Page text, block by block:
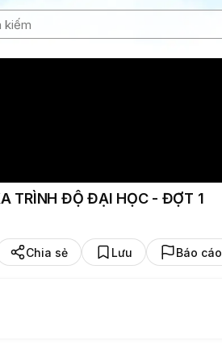
TRÌNH ĐỘ ĐẠI HỌC - ĐỢT 1
Chia sẻ Lưu Báo cáo